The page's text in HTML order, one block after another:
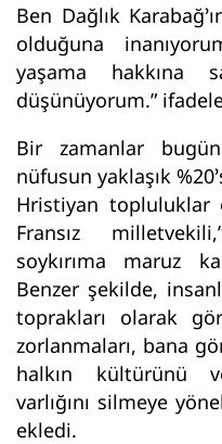
Ben Dağlık
olduğuna
yaşama hakkına
düşünüyorum.”
Bir zamanlar
nüfusun yaklaşık
Hristiyan topluluklar
Fransız
soykırıma maruz
Benzer şekilde,
toprakları olarak
zorlanmaları, bana
halkın kültürünü
varlığını silmeye
ekledi.